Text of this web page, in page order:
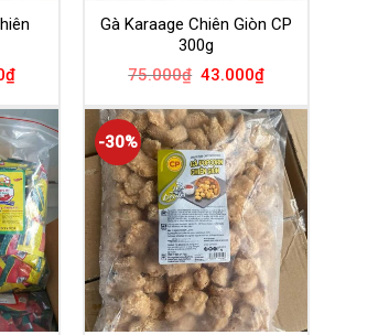
₫
Gà Karaage Chiên Giòn CP
300g
75.000₫ 43.000₫
-30%